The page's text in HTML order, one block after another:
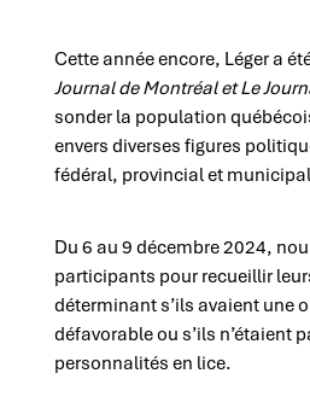
Cette année encore, Léger a
Journal de Montréal et Le
sonder la population
envers diverses figures
fédéral, provincial et
Du 6 au 9 décembre 2024,
participants pour recueillir
déterminant s’ils avaient une
défavorable ou s’ils n’étaient
personnalités en lice.